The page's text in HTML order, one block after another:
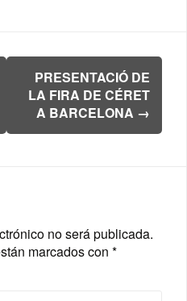
PRESENTACIÓ DE
LA FIRA DE CÉRET
A BARCELONA →
no será publicada.
marcados con *